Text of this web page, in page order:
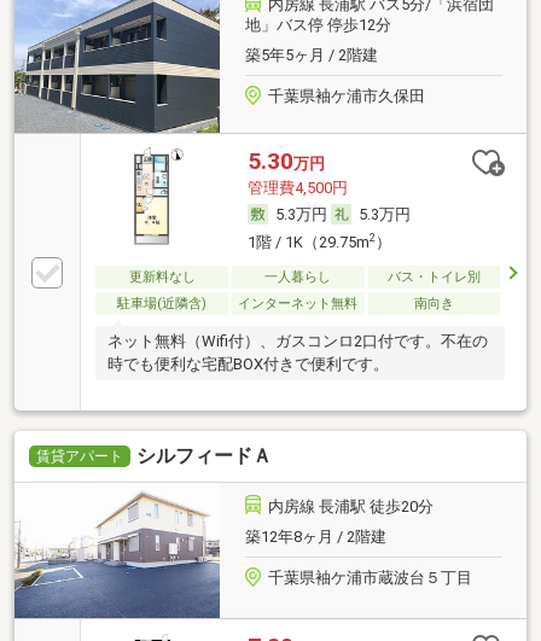
内房線 長浦駅 バス5分/「浜宿団
地」バス停 停歩12分
築5年5ヶ月 / 2階建
千葉県袖ケ浦市久保田
5.30万円
管理費4,500円
5.3万円
5.3万円
1階 / 1K（29.75m2）
更新料なし 一人暮らし
バス・トイレ別
駐車場(近隣含)
インターネット無料 南向き
ネット無料（Wifi付）、ガスコンロ2口付です。不在の
時でも便利な宅配BOX付きで便利です。
賃貸アパート シルフィードＡ
内房線 長浦駅 徒歩20分
築12年8ヶ月 / 2階建
千葉県袖ケ浦市蔵波台５丁目